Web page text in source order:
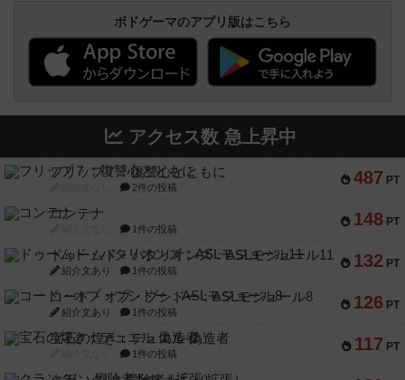
ボドゲーマのアプリ版はこちら
アクセス数 急上昇中
487 PT
フリップ７：復讐心とともに
2件の投稿
148 PT
コンテナ
1件の投稿
132 PT
ドゥームド・バタリオンズ：ASLモジュール11
紹介文あり 1件の投稿
126 PT
コード・オブ・ブシドー：ASLモジュール8
紹介文あり 1件の投稿
117 PT
宝石の煌き：デュエル 偽造者
1件の投稿